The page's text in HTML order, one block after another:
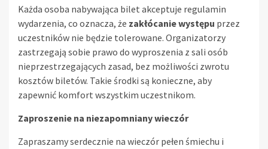
Każda osoba nabywająca bilet akceptuje regulamin
wydarzenia, co oznacza, że zakłócanie występu przez
uczestników nie będzie tolerowane. Organizatorzy
zastrzegają sobie prawo do wyproszenia z sali osób
nieprzestrzegających zasad, bez możliwości zwrotu
kosztów biletów. Takie środki są konieczne, aby
zapewnić komfort wszystkim uczestnikom.
Zaproszenie na niezapomniany wieczór
Zapraszamy serdecznie na wieczór pełen śmiechu i